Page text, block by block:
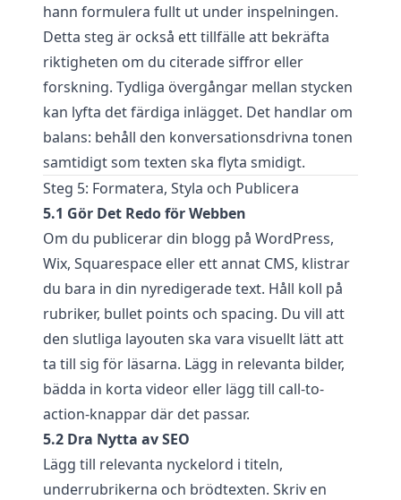
hann formulera fullt ut under inspelningen.
Detta steg är också ett tillfälle att bekräfta
riktigheten om du citerade siffror eller
forskning. Tydliga övergångar mellan stycken
kan lyfta det färdiga inlägget. Det handlar om
balans: behåll den konversationsdrivna tonen
samtidigt som texten ska flyta smidigt.
Steg 5: Formatera, Styla och Publicera
5.1 Gör Det Redo för Webben
Om du publicerar din blogg på WordPress,
Wix, Squarespace eller ett annat CMS, klistrar
du bara in din nyredigerade text. Håll koll på
rubriker, bullet points och spacing. Du vill att
den slutliga layouten ska vara visuellt lätt att
ta till sig för läsarna. Lägg in relevanta bilder,
bädda in korta videor eller lägg till call-to-
action-knappar där det passar.
5.2 Dra Nytta av SEO
Lägg till relevanta nyckelord i titeln,
underrubrikerna och brödtexten. Skriv en